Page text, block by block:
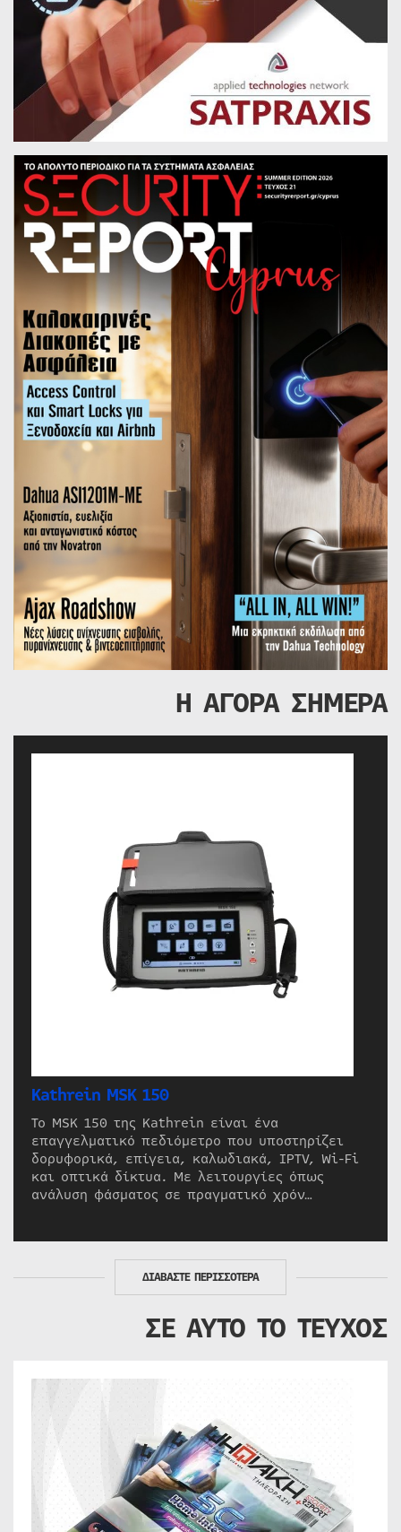
Η ΑΓΟΡΑ ΣΗΜΕΡΑ
Kathrein MSK 150
Το MSK 150 της Kathrein είναι ένα
επαγγελματικό πεδιόμετρο που υποστηρίζει
δορυφορικά, επίγεια, καλωδιακά, IPTV, Wi-Fi
και οπτικά δίκτυα. Με λειτουργίες όπως
ανάλυση φάσματος σε πραγματικό χρόν…
ΔΙΑΒΑΣΤΕ ΠΕΡΙΣΣΟΤΕΡΑ
ΣΕ ΑΥΤΟ ΤΟ ΤΕΥΧΟΣ